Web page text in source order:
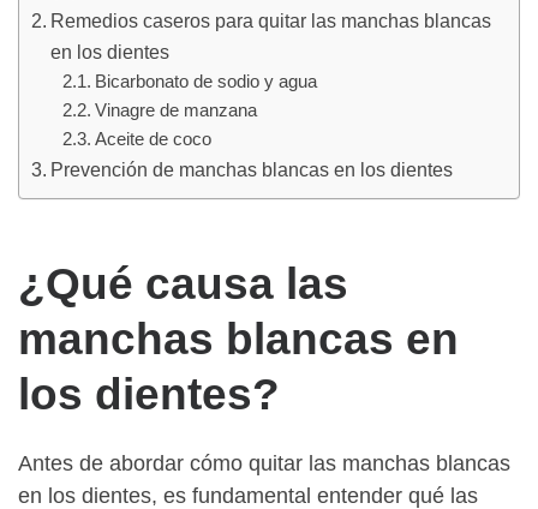
Remedios caseros para quitar las manchas blancas
en los dientes
Bicarbonato de sodio y agua
Vinagre de manzana
Aceite de coco
Prevención de manchas blancas en los dientes
¿Qué causa las
manchas blancas en
los dientes?
Antes de abordar cómo quitar las manchas blancas
en los dientes, es fundamental entender qué las